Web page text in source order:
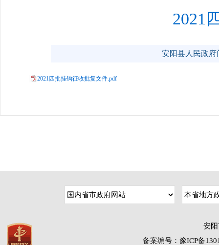
2021
安阳县人民政府
2021四批挂钩征收批复文件.pdf
安
备案编号：豫ICP备